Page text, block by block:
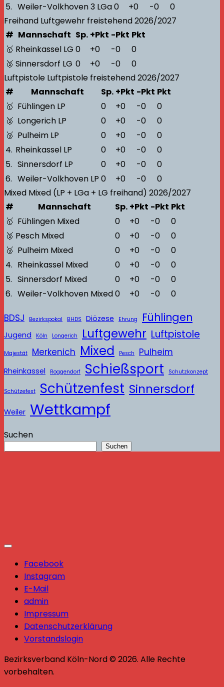
5. Weiler-Volkhoven 3 LGa0 +0 -0
0
Freihand Luftgewehr freistehend2026/2027
# Mannschaft Sp. +Pkt -Pkt Pkt
🥇 Rheinkassel LG 0 +0 -0
0
🥈 Sinnersdorf LG 0 +0 -0
0
Luftpistole Luftpistole freistehend2026/2027
#
Mannschaft Sp. +Pkt -Pkt Pkt
🥇 Fühlingen LP 0 +0 -0
0
🥈 Longerich LP 0 +0 -0
0
🥉 Pulheim LP 0 +0 -0
0
4. Rheinkassel LP 0 +0 -0
0
5. Sinnersdorf LP 0 +0 -0
0
6. Weiler-Volkhoven LP 0 +0 -0
0
Mixed Mixed (LP + LGa + LG freihand) 2026/2027
#
Mannschaft Sp. +Pkt -Pkt Pkt
🥇 Fühlingen Mixed 0 +0 -0
0
🥈 Pesch Mixed 0 +0 -0
0
🥉 Pulheim Mixed 0 +0 -0
0
4. Rheinkassel Mixed 0 +0 -0
0
5. Sinnersdorf Mixed 0 +0 -0
0
6. Weiler-Volkhoven Mixed0 +0 -0 0
BDSJ Bezirkspokal BHDS Diözese Ehrung Fühlingen
Jugend Köln Longerich Luftgewehr Luftpistole
Majestät Merkenich Mixed Pesch Pulheim
Rheinkassel Roggendorf Schießsport Schutzkonzept
Schützefest Schützenfest Sinnersdorf
Weiler Wettkampf
Suchen
Suchen
Facebook
Instagram
E-Mail
admin
Impressum
Datenschutzerklärung
Vorstandslogin
Bezirksverband Köln-Nord © 2026. Alle Rechte
vorbehalten.